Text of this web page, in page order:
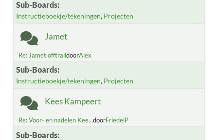
Sub-Boards
Instructieboekje/tekeningen Projecten
Jamet
Re: Jamet offtraildoorAlex
Sub-Boards
Instructieboekje/tekeningen Projecten
Kees Kampeert
Re: Voor- en nadelen Kee...doorFriedelP
Sub-Boards